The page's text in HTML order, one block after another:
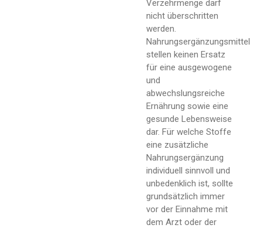
Verzehrmenge darf
nicht überschritten
werden.
Nahrungsergänzungsmittel
stellen keinen Ersatz
für eine ausgewogene
und
abwechslungsreiche
Ernährung sowie eine
gesunde Lebensweise
dar. Für welche Stoffe
eine zusätzliche
Nahrungsergänzung
individuell sinnvoll und
unbedenklich ist, sollte
grundsätzlich immer
vor der Einnahme mit
dem Arzt oder der